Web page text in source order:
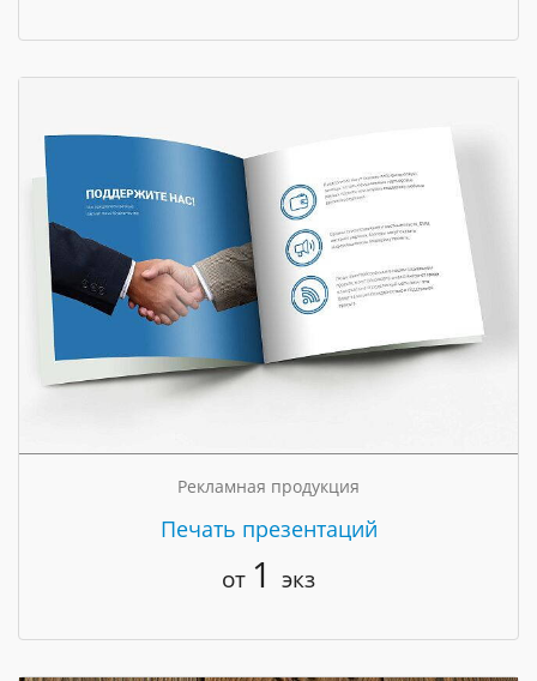
Рекламная продукция
Печать презентаций
от 1 экз